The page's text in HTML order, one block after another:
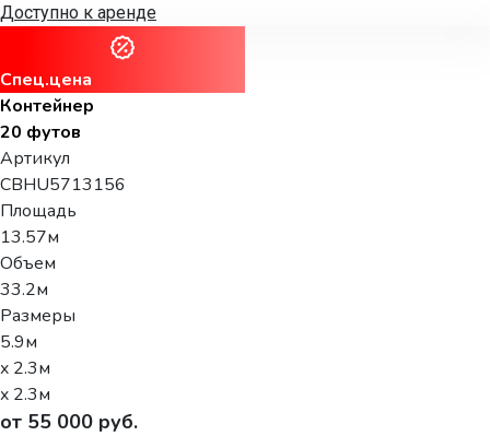
Доступно к аренде
Спец.цена
Контейнер
20 футов
Артикул
CBHU5713156
Площадь
13.57м
Объем
33.2м
Размеры
5.9м
x 2.3м
x 2.3м
от 55 000 руб.